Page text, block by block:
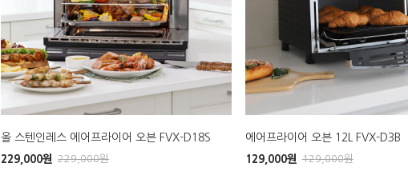
올 스텐인레스 에어프라이어 오븐 FVX-D18S
229,000원 229,000원
에어프라이어 오븐 12L FVX-D3B
129,000원 129,000원